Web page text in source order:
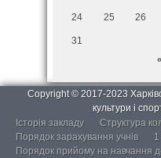
24 25 26
31
Copyright © 2017-2023
культури і
Історія закладу
Структура
Порядок зарахування учнів
1
Порядок прийому на навчання